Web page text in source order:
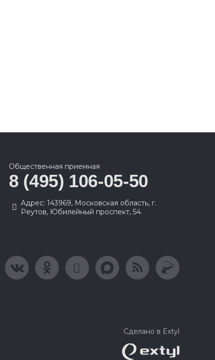
Общественная приемная
8 (495) 106-05-50
Адрес: 143969, Московская область, г.
Реутов, Юбилейный проспект, 54.
Сделано в Extyl